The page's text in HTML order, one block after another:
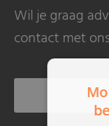
Wil je graag
contact met